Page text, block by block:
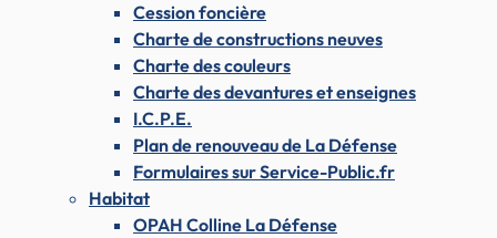
Cession foncière
Charte de constructions neuves
Charte des couleurs
Charte des devantures et enseignes
I.C.P.E.
Plan de renouveau de La Défense
Formulaires sur Service-Public.fr
Habitat
OPAH Colline La Défense